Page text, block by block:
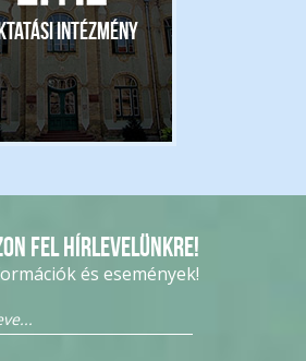
intézmény
fel hírlevelünkre!
és események!